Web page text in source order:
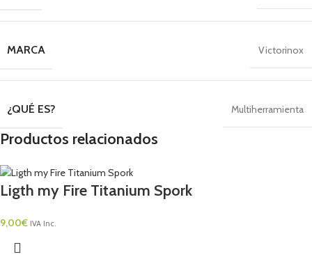
MARCA Victorinox
¿QUÉ ES? Multiherramienta
Productos relacionados
Ligth my Fire Titanium Spork
9,00€ IVA Inc.